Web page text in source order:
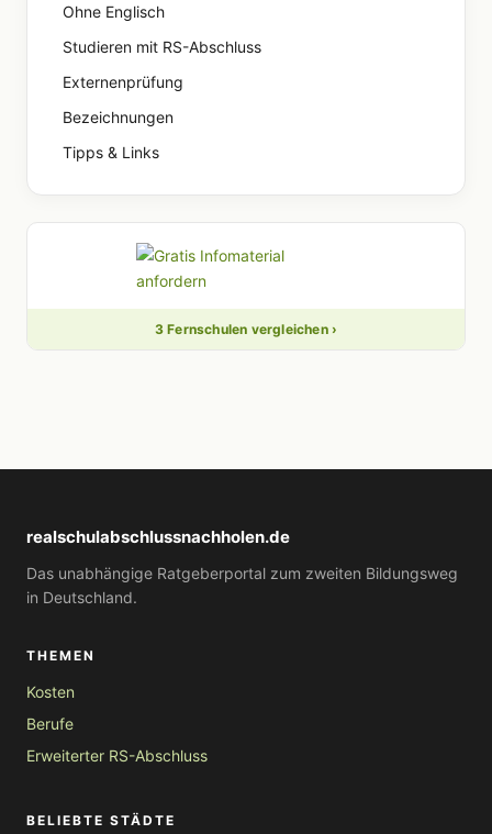
Ohne Englisch
Studieren mit RS-Abschluss
Externenprüfung
Bezeichnungen
Tipps & Links
3 Fernschulen vergleichen ›
realschulabschlussnachholen.de
Das unabhängige Ratgeberportal zum zweiten Bildungsweg
in Deutschland.
THEMEN
Kosten
Berufe
Erweiterter RS-Abschluss
BELIEBTE STÄDTE